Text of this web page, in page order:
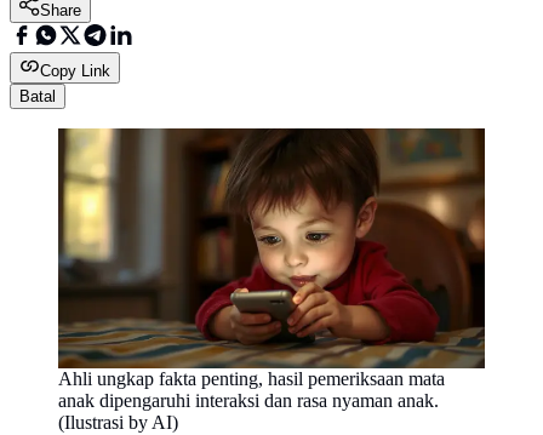
Share
Copy Link
Batal
Ahli ungkap fakta penting, hasil pemeriksaan mata
anak dipengaruhi interaksi dan rasa nyaman anak.
(Ilustrasi by AI)